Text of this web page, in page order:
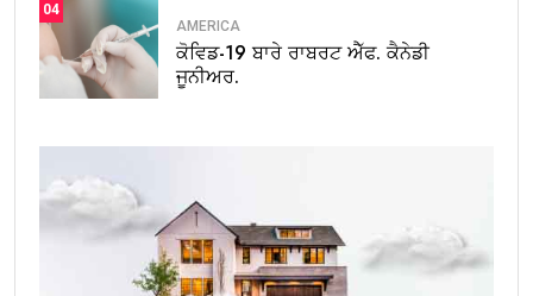
04
AMERICA
ਕੋਵਿਡ-19 ਬਾਰੇ ਰਾਬਰਟ ਐੱਫ. ਕੈਨੇਡੀ
ਜੂਨੀਅਰ.